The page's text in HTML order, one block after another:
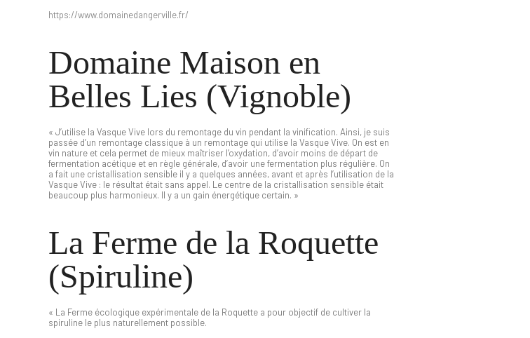
https://www.domainedangerville.fr/
Domaine Maison en
Belles Lies (Vignoble)
« J’utilise la Vasque Vive lors du remontage du vin pendant la vinification. Ainsi, je suis
passée d’un remontage classique à un remontage qui utilise la Vasque Vive. On est en
vin nature et cela permet de mieux maîtriser l’oxydation, d’avoir moins de départ de
fermentation acétique et en règle générale, d’avoir une fermentation plus régulière. On
a fait une cristallisation sensible il y a quelques années, avant et après l’utilisation de la
Vasque Vive : le résultat était sans appel. Le centre de la cristallisation sensible était
beaucoup plus harmonieux. Il y a un gain énergétique certain. »
La Ferme de la Roquette
(Spiruline)
« La Ferme écologique expérimentale de la Roquette a pour objectif de cultiver la
spiruline le plus naturellement possible.